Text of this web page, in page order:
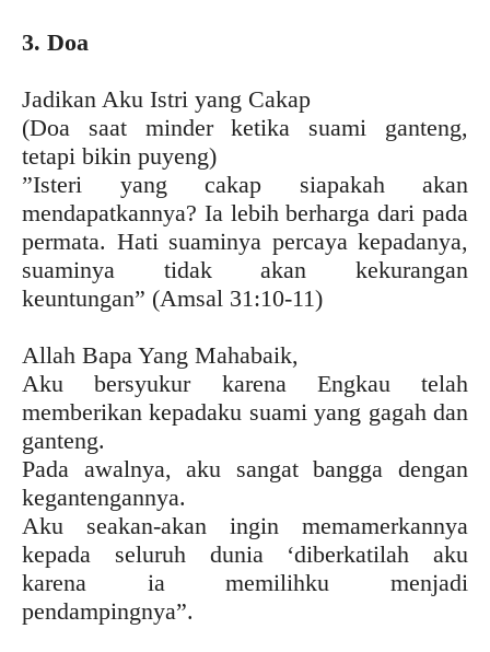
3. Doa
Jadikan Aku Istri yang Cakap
(Doa saat minder ketika suami ganteng,
tetapi bikin puyeng)
”Isteri yang cakap siapakah akan
mendapatkannya? Ia lebih berharga dari pada
permata. Hati suaminya percaya kepadanya,
suaminya tidak akan kekurangan
keuntungan” (Amsal 31:10-11)
Allah Bapa Yang Mahabaik,
Aku bersyukur karena Engkau telah
memberikan kepadaku suami yang gagah dan
ganteng.
Pada awalnya, aku sangat bangga dengan
kegantengannya.
Aku seakan-akan ingin memamerkannya
kepada seluruh dunia ‘diberkatilah aku
karena ia memilihku menjadi
pendampingnya”.